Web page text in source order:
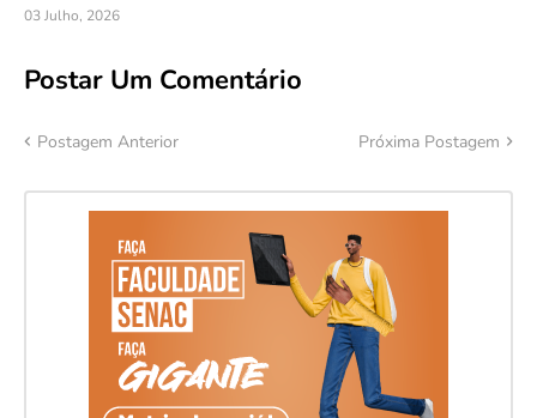
03 Julho, 2026
Postar Um Comentário
Postagem Anterior Próxima Postagem